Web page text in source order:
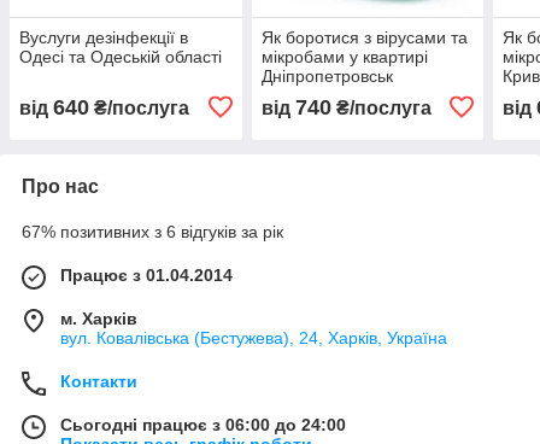
Вуслуги дезінфекції в
Одесі та Одеській області
від 640 ₴/послуга
Як боротися з вірусами та
мікробами у квартирі
Дніпропетровськ
від 740₴/послуга
Як
від
Про нас
67% позитивних з 6 відгуків за рік
Працює з 01.04.2014
м. Харків
вул. Ковалівська (Бестужева), 24, Харків, Україна
Контакти
Сьогодні працює з 06:00 до 24:00